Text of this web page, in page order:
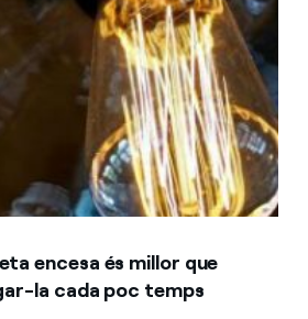
encesa és millor que
la cada poc temps